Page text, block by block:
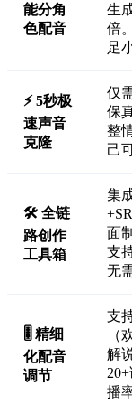
能分角
色配音
生
倍
足
⚡ 5秒极
速声音
克隆
仅
保
整
己
🛠️ 全链
路创作
工具箱
集
面
支
无
🎚️ 精细
化配音
调节
支
（
解
播